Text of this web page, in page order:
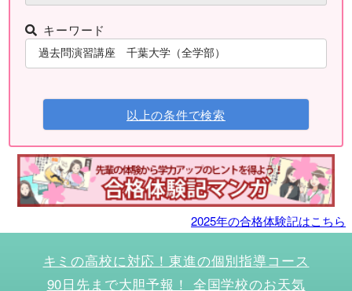
キーワード
以上の条件で検索
2025年の合格体験記はこちら
キミの高校に対応！東進の個別指導コース
90日先まで大胆予報！ 全国学校のお天気